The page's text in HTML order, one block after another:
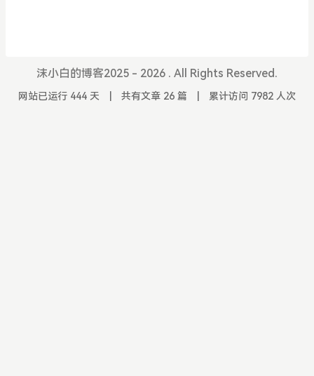
沫小白的博客2025 - 2026 . All Rights Reserved.
网站已运行 444 天 共有文章 26 篇 累计访问 7982 人次